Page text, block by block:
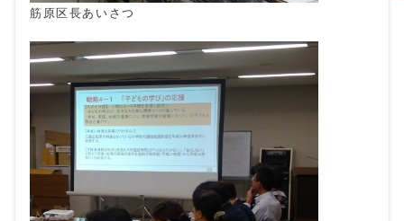
筋原区長あいさつ